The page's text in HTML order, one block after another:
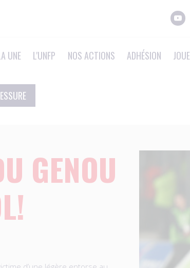
UNE L'UNFP NOS ACTIONS ADHÉSION
GENOU